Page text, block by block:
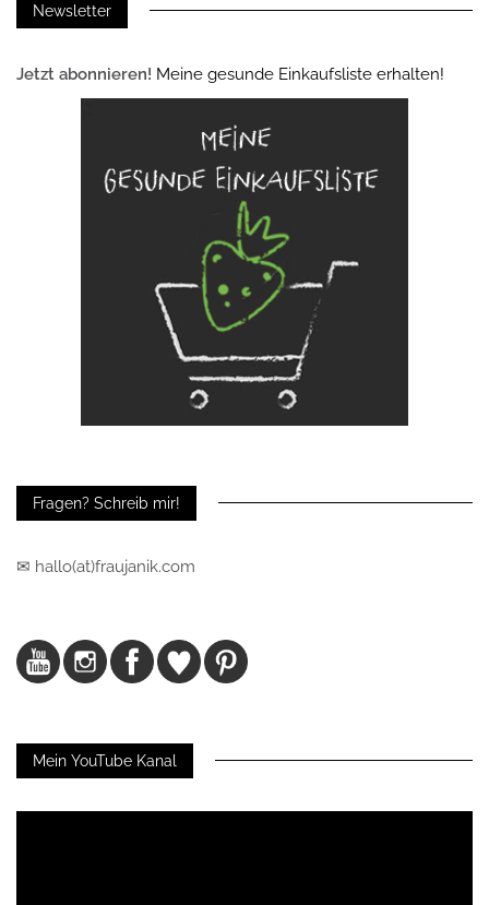
Newsletter
Jetzt abonnieren! Meine gesunde Einkaufsliste erhalten!
Fragen? Schreib mir!
✉ hallo(at)fraujanik.com
Mein YouTube Kanal